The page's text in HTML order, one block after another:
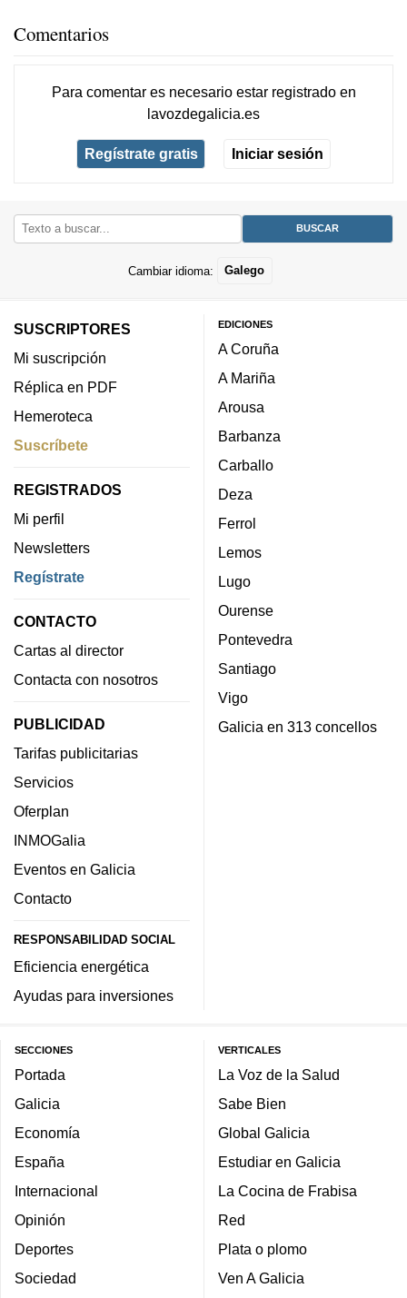
Comentarios
Para comentar es necesario estar registradoen
lavozdegalicia.es
Regístrate gratis Iniciar sesión
Cambiar idioma: Galego
SUSCRIPTORES
Mi suscripción
Réplica en PDF
Hemeroteca
Suscríbete
REGISTRADOS
Mi perfil
Newsletters
Regístrate
CONTACTO
Cartas al director
Contacta con nosotros
PUBLICIDAD
Tarifas publicitarias
Servicios
Oferplan
INMOGalia
Eventos en Galicia
Contacto
RESPONSABILIDAD SOCIAL
Eficiencia energética
Ayudas para inversiones
EDICIONES
A Coruña
A Mariña
Arousa
Barbanza
Carballo
Deza
Ferrol
Lemos
Lugo
Ourense
Pontevedra
Santiago
Vigo
Galicia en 313 concellos
SECCIONES
Portada
Galicia
Economía
España
Internacional
Opinión
Deportes
Sociedad
VERTICALES
La Voz de la Salud
Sabe Bien
Global Galicia
Estudiar en Galicia
La Cocina de Frabisa
Red
Plata o plomo
Ven A Galicia